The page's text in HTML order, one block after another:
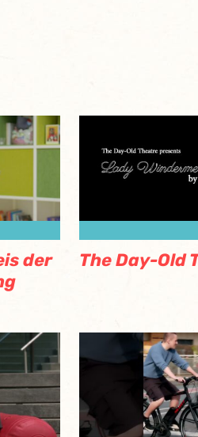
der
The Day-Old